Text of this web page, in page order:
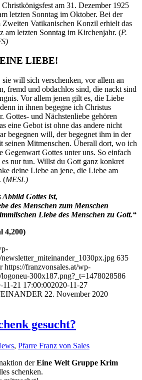
am 31. Dezember 1925
letzten Sonntag im Oktober. Bei der
Vatikanischen Konzil erhielt das
am letzten Sonntag im Kirchenjahr. (P.
LIEBE!
will sich verschenken, vor allem an
fremd und obdachlos sind, die nackt sind
Vor allem jenen gilt es, die Liebe
in ihnen begegne ich Christus
Gottes- und Nächstenliebe gehören
eine Gebot ist ohne das andere nicht
begegnen will, der begegnet ihm in der
seinen Mitmenschen. Überall dort, wo ich
Gegenwart Gottes unter uns. So einfach
nur tun. Willst du Gott ganz konkret
deine Liebe an jene, die Liebe am
(MESL)
Abbild Gottes ist,
des Menschen zum Menschen
Liebe des Menschen zu Gott.“
4,200)
635
https://franzvonsales.at/wp-
300x187.png?_t=1478028586
11-21 17:00:002020-11-27
22. November 2020
gesucht?
, Pfarre Franz von Sales
derEine Welt Gruppe Krim
schenken.